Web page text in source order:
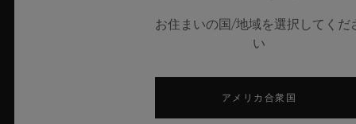
お住まいの国/地域を選択してくだ
い
アメリカ合衆国